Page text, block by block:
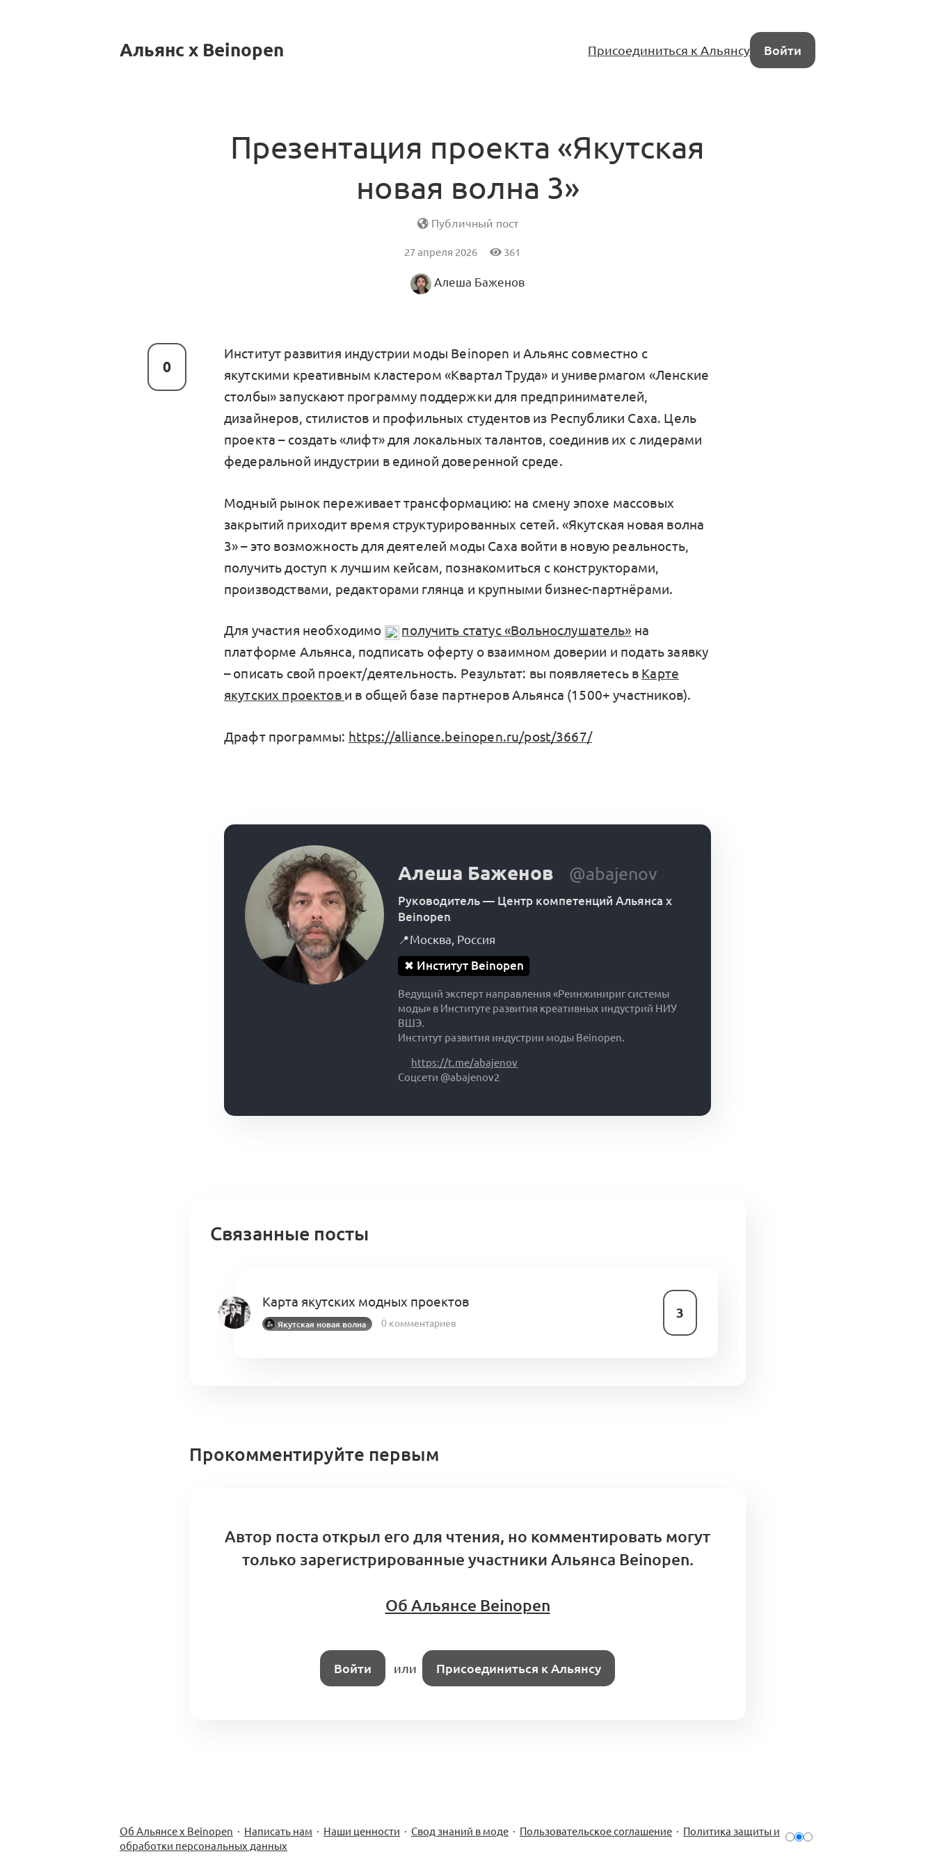
Альянс x Beinopen Присоединиться к Альянсу Войти
Презентация проекта «Якутская
новая волна 3»
Публичный пост
27 апреля 2026 361
Алеша Баженов
0
Институт развития индустрии моды Beinopen и Альянс совместно с
якутскими креативным кластером «Квартал Труда» и универмагом «Ленские
столбы» запускают программу поддержки для предпринимателей,
дизайнеров, стилистов и профильных студентов из Республики Саха. Цель
проекта – создать «лифт» для локальных талантов, соединив их с лидерами
федеральной индустрии в единой доверенной среде.
Модный рынок переживает трансформацию: на смену эпохе массовых
закрытий приходит время структурированных сетей. «Якутская новая волна
3» – это возможность для деятелей моды Саха войти в новую реальность,
получить доступ к лучшим кейсам, познакомиться с конструкторами,
производствами, редакторами глянца и крупными бизнес-партнёрами.
Для участия необходимо получить статус «Вольнослушатель» на
платформе Альянса, подписать оферту о взаимном доверии и подать заявку
– описать свой проект/деятельность. Результат: вы появляетесь в Карте
якутских проектов и в общей базе партнеров Альянса (1500+ участников).
Драфт программы: https://alliance.beinopen.ru/post/3667/
Алеша Баженов @abajenov
Руководитель — Центр компетенций Альянса x
Beinopen
📍Москва Россия
✖ Институт Beinopen
Ведущий эксперт направления «Реинжинириг системы
моды» в Институте развития креативных индустрий НИУ
ВШЭ.
Институт развития индустрии моды Beinopen.
https://t.me/abajenov
Соцсети @abajenov2
Связанные посты
Карта якутских модных проектов
3
Якутская новая волна 0 комментариев
Прокомментируйте первым
Автор поста открыл его для чтения, но комментировать могут
только зарегистрированные участники Альянса Beinopen.
Об Альянсе Beinopen
Войти или Присоединиться к Альянсу
Об Альянсе х Beinopen · Написать нам · Наши ценности · Свод знаний в моде · Пользовательское соглашение · Политика защиты и
обработки персональных данных